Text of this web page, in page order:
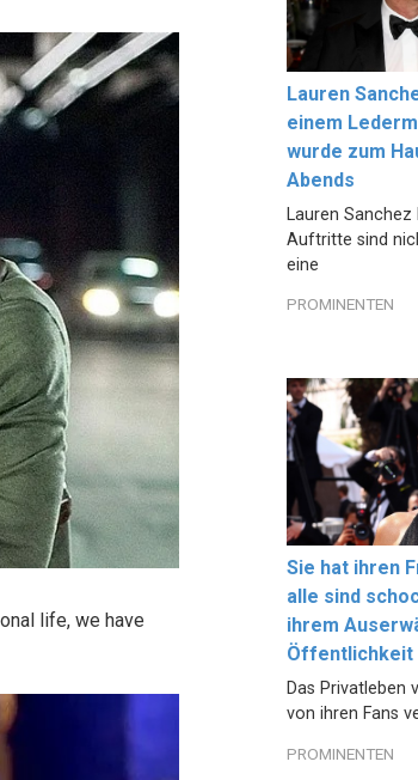
life, we have
Lauren
einem
wurde zum
Abends
Lauren
Auftritte sind
eine
PROMINENTEN
Sie hat ihren
alle sind
ihrem
Das Privatleben
von ihren Fans
PROMINENTEN